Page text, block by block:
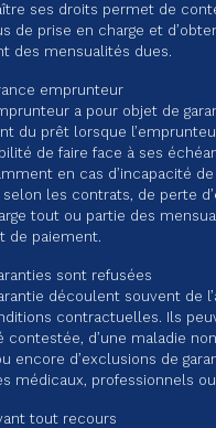
ses droits permet de
de prise en charge et
des mensualités dues.
emprunteur
a pour objet de
du prêt lorsque
de faire face à ses
en cas d’incapacité de
selon les contrats, de perte
tout ou partie des
de paiement.
sont refusées
découlent souvent de
contractuelles. Ils
contestée, d’une maladie
encore d’exclusions de
médicaux, professionnels
tout recours